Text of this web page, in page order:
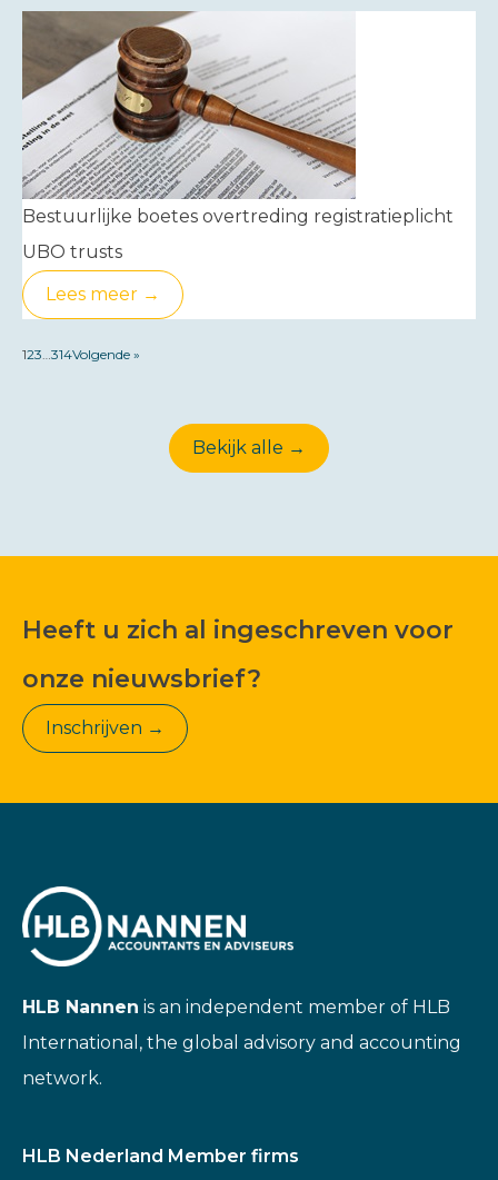
Bestuurlijke boetes overtreding registratieplicht
UBO trusts
Lees meer →
123 314Volgende »
Bekijk alle →
Heeft u zich al ingeschreven voor
onze nieuwsbrief?
Inschrijven →
HLB Nannen is an independent member of HLB
International, the global advisory and accounting
network.
HLB Nederland Member firms